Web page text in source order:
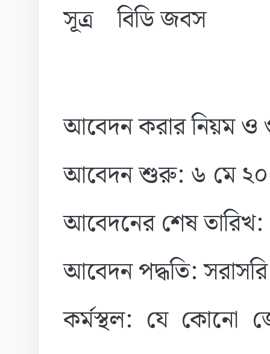
সূত্র বিডি জবস
আবেদন করার নিয়ম ও
আবেদন শুরু: ৬ মে
আবেদনের শেষ তারিখ:
আবেদন পদ্ধতি: সরাসরি
কর্মস্থল: যে কোনো